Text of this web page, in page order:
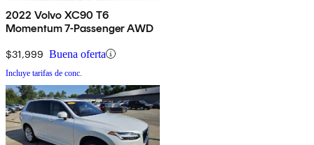
2022 Volvo XC90 T6
Momentum 7-Passenger AWD
$31,999 Buena oferta
Incluye tarifas de conc.